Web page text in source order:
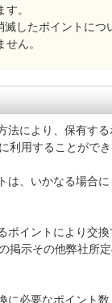
。
したポイントにつ
ん。
法により、保有す
利用することができ
は、いかなる場合
ポイントにより交
掲示その他弊社所
に必要なポイント